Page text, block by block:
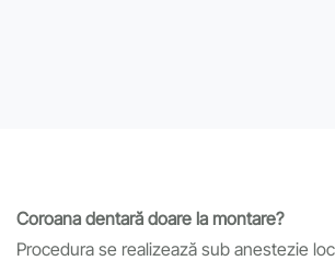
Coroana dentară doare la montare?
Procedura se realizează sub anestezie